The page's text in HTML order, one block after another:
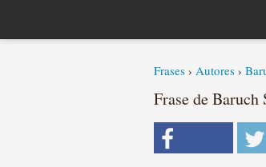
Frases › Autores ›
Frase de Baruch